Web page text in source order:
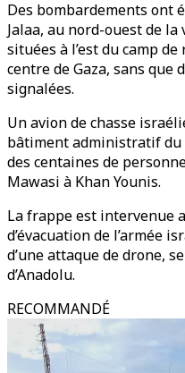
Des bombardements ont
Jalaa, au nord-ouest de
situées à l’est du camp
centre de Gaza, sans que
signalées.
Un avion de chasse
bâtiment administratif du
des centaines de
Mawasi à Khan Younis.
La frappe est intervenue
d’évacuation de l’armée
d’une attaque de drone,
d’Anadolu.
RECOMMANDÉ